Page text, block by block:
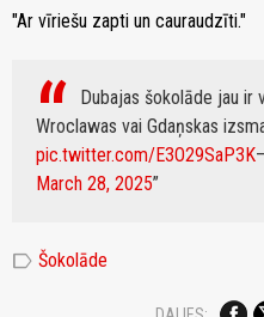
"Ar vīriešu zapti un cauraudzīti."
Dubajas šokolāde jau ir
Wroclawas vai Gdaņskas
pic.twitter.com/E3O29SaP3K
March 28, 2025
label Šokolāde